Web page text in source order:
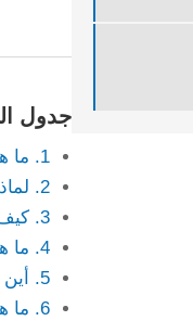
جدول
1. ما هو ملصق طباعة الشاشة؟
2. لماذا تفضل العديد من الصناعات ملصقات طباعة الشاشة؟
3. كيف تتم عملية طباعة الشاشة؟
4. ما هي المواد المستخدمة لملصقات طباعة الشاشة؟
5. أين يتم استخدام ملصقات طباعة الشاشة بشكل شائع؟
6. ما هي المزايا الرئيسية لملصقات طباعة الشاشة؟